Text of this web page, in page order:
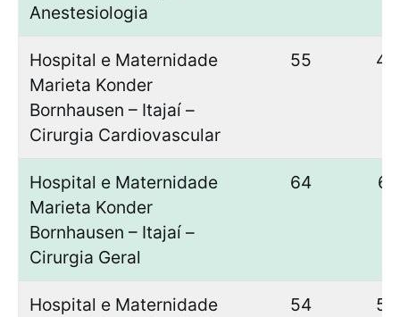
Anestesiologia
Hospital e Maternidade
Marieta Konder
Bornhausen – Itajaí –
Cirurgia Cardiovascular
55 44
Hospital e Maternidade
Marieta Konder
Bornhausen – Itajaí –
Cirurgia Geral
64 61
Hospital e Maternidade
54 50